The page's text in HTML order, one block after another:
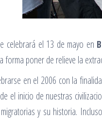
celebrará el 13 de mayo en
forma poner de relieve la
en el 2006 con la
el inicio de nuestras
y su historia.